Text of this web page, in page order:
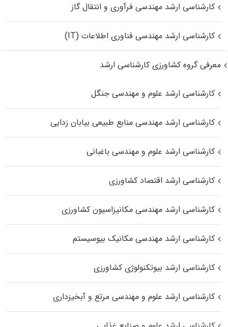
کارشناسی ارشد مهندسی فرآوری و انتقال گاز
کارشناسی ارشد مهندسی فناوری اطلاعات (IT)
معرفی گروه کشاورزی کارشناسی ارشد
کارشناسی ارشد علوم و مهندسی جنگل
کارشناسی ارشد مهندسی منابع طبیعی بیابان زدایی
کارشناسی ارشد علوم و مهندسی باغبانی
کارشناسی ارشد اقتصاد کشاورزی
کارشناسی ارشد مهندسی مکانیزاسیون کشاورزی
کارشناسی ارشد مهندسی مکانیک بیوسیستم
کارشناسی ارشد بیوتکنولوژی کشاورزی
کارشناسی ارشد علوم و مهندسی مرتع و آبخیزداری